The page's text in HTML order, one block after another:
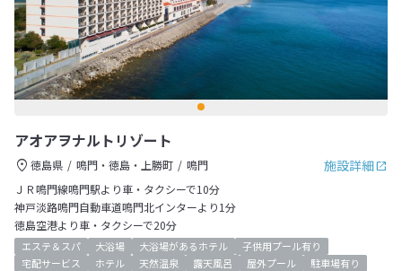
アオアヲナルトリゾート
施設詳細
徳島県 鳴門・徳島・上勝町
鳴門
ＪＲ鳴門線鳴門駅より車・タクシーで10分
神戸淡路鳴門自動車道鳴門北インターより1分
徳島空港より車・タクシーで20分
エステ＆スパ 大浴場 大浴場があるホテル
子供用プール有り
宅配サービス
ホテル 天然温泉 露天風呂 屋外プール
駐車場有り